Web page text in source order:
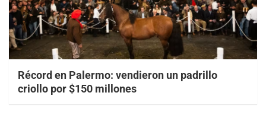
Récord en Palermo: vendieron un padrillo
criollo por $150 millones